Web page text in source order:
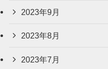
2023年9月
2023年8月
2023年7月